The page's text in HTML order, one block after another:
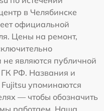
в Челябинске
официальной
Цены на ремонт,
являются публичной
ГК РФ. Названия и
упоминаются
— чтобы обозначить
мы работаем. Наша